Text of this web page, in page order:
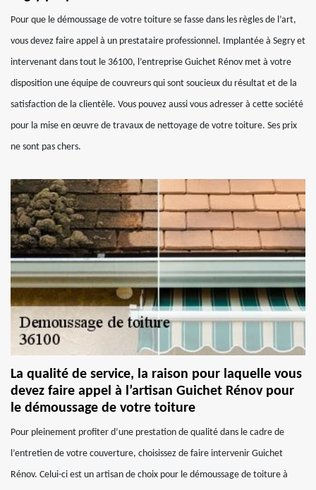
Pour que le démoussage de votre toiture se fasse dans les règles de l’art,
vous devez faire appel à un prestataire professionnel. Implantée à Segry et
intervenant dans tout le 36100, l’entreprise Guichet Rénov met à votre
disposition une équipe de couvreurs qui sont soucieux du résultat et de la
satisfaction de la clientèle. Vous pouvez aussi vous adresser à cette société
pour la mise en œuvre de travaux de nettoyage de votre toiture. Ses prix
ne sont pas chers.
La qualité de service, la raison pour laquelle vous
devez faire appel à l’artisan Guichet Rénov pour
le démoussage de votre toiture
Pour pleinement profiter d’une prestation de qualité dans le cadre de
l’entretien de votre couverture, choisissez de faire intervenir Guichet
Rénov. Celui-ci est un artisan de choix pour le démoussage de toiture à